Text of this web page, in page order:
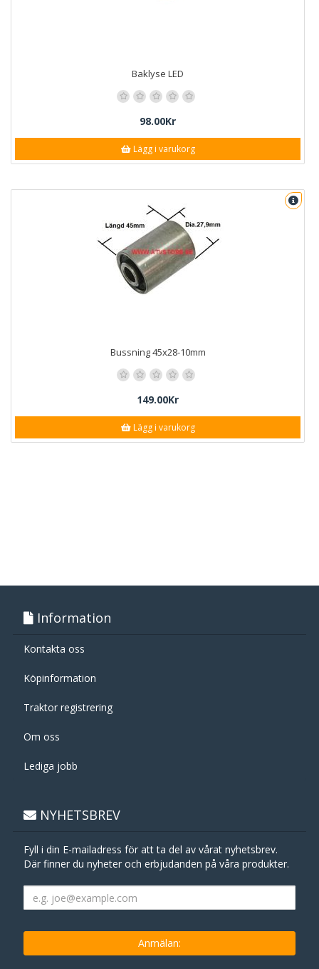
Baklyse LED
98.00Kr
Lägg i varukorg
Bussning 45x28-10mm
149.00Kr
Lägg i varukorg
Information
Kontakta oss
Köpinformation
Traktor registrering
Om oss
Lediga jobb
NYHETSBREV
Fyll i din E-mailadress för att ta del av vårat nyhetsbrev.
Där finner du nyheter och erbjudanden på våra produkter.